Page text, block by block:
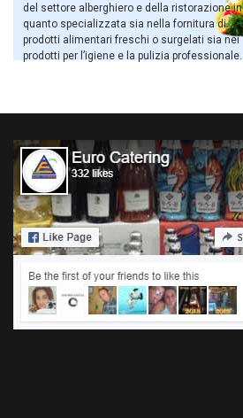
del settore alberghiero e della ristorazione in
quanto specializzata sia nella fornitura di
prodotti alimentari freschi o surgelati sia nei
prodotti per l’igiene e la pulizia professionale.